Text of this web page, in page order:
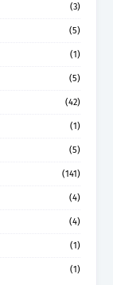
(3)
(5)
(1)
(5)
(42)
(1)
(5)
(141)
(4)
(4)
(1)
(1)